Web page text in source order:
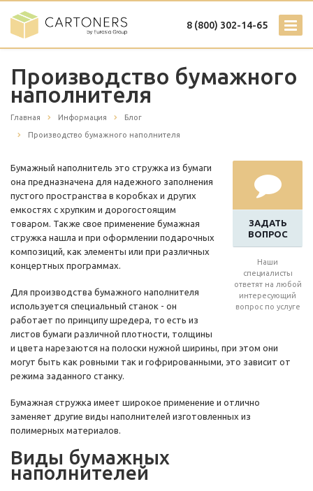
8 (800) 302-14-65
Производство бумажного
наполнителя
Главная Информация Блог
Производство бумажного наполнителя
ЗАДАТЬ
ВОПРОС
Наши
специалисты
ответят на любой
интересующий
вопрос по услуге
Бумажный наполнитель это стружка из бумаги
она предназначена для надежного заполнения
пустого пространства в коробках и других
емкостях с хрупким и дорогостоящим
товаром. Также свое применение бумажная
стружка нашла и при оформлении подарочных
композиций, как элементы или при различных
концертных программах.
Для производства бумажного наполнителя
используется специальный станок - он
работает по принципу шредера, то есть из
листов бумаги различной плотности, толщины
и цвета нарезаются на полоски нужной ширины, при этом они
могут быть как ровными так и гофрированными, это зависит от
режима заданного станку.
Бумажная стружка имеет широкое применение и отлично
заменяет другие виды наполнителей изготовленных из
полимерных материалов.
Виды бумажных
наполнителей